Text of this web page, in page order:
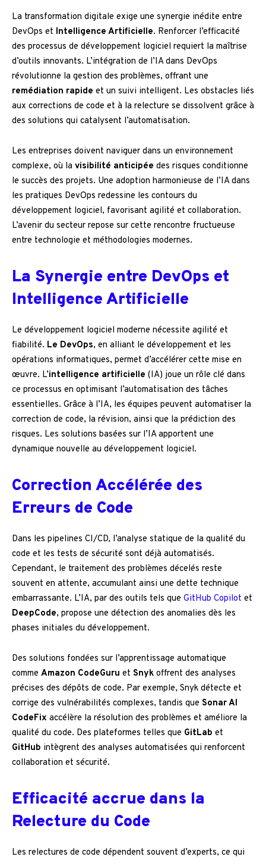
La transformation digitale exige une synergie inédite entre
DevOps et Intelligence Artificielle. Renforcer l’efficacité
des processus de développement logiciel requiert la maîtrise
d’outils innovants. L’intégration de l’IA dans DevOps
révolutionne la gestion des problèmes, offrant une
remédiation rapide et un suivi intelligent. Les obstacles liés
aux corrections de code et à la relecture se dissolvent grâce à
des solutions qui catalysent l’automatisation.
Les entreprises doivent naviguer dans un environnement
complexe, où la visibilité anticipée des risques conditionne
le succès des projets. Une adoption harmonieuse de l’IA dans
les pratiques DevOps redessine les contours du
développement logiciel, favorisant agilité et collaboration.
L’avenir du secteur repose sur cette rencontre fructueuse
entre technologie et méthodologies modernes.
La Synergie entre DevOps et
Intelligence Artificielle
Le développement logiciel moderne nécessite agilité et
fiabilité. Le DevOps, en alliant le développement et les
opérations informatiques, permet d’accélérer cette mise en
œuvre. L’intelligence artificielle (IA) joue un rôle clé dans
ce processus en optimisant l’automatisation des tâches
essentielles. Grâce à l’IA, les équipes peuvent automatiser la
correction de code, la révision, ainsi que la prédiction des
risques. Les solutions basées sur l’IA apportent une
dynamique nouvelle au développement logiciel.
Correction Accélérée des
Erreurs de Code
Dans les pipelines CI/CD, l’analyse statique de la qualité du
code et les tests de sécurité sont déjà automatisés.
Cependant, le traitement des problèmes décelés reste
souvent en attente, accumulant ainsi une dette technique
embarrassante. L’IA, par des outils tels que GitHub Copilot et
DeepCode, propose une détection des anomalies dès les
phases initiales du développement.
Des solutions fondées sur l’apprentissage automatique
comme Amazon CodeGuru et Snyk offrent des analyses
précises des dépôts de code. Par exemple, Snyk détecte et
corrige des vulnérabilités complexes, tandis que Sonar AI
CodeFix accélère la résolution des problèmes et améliore la
qualité du code. Des plateformes telles que GitLab et
GitHub intègrent des analyses automatisées qui renforcent
collaboration et sécurité.
Efficacité accrue dans la
Relecture du Code
Les relectures de code dépendent souvent d’experts, ce qui